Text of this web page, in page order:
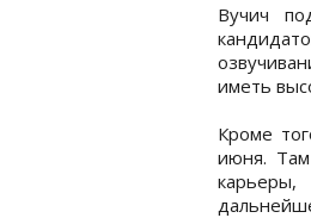
Вучич
иметь
Кроме
июня. Там